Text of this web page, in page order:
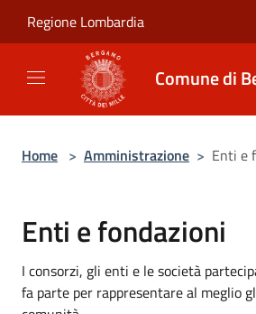
Regione Lombardia
Comune di
Home > Amministrazione > Enti e
Enti e fondazioni
I consorzi, gli enti e le società
fa parte per rappresentare al meglio